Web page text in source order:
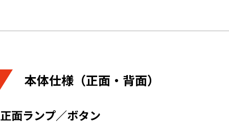
本体仕様（正面・背面）
正面ランプ／ボタン